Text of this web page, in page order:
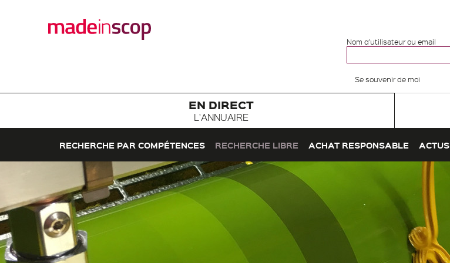
Nom d'utilisateur ou email
Se souvenir de moi
EN DIRECT
L'ANNUAIRE
RECHERCHE PAR COMPÉTENCES RECHERCHE LIBRE ACHAT RESPONSABLE ACTUS